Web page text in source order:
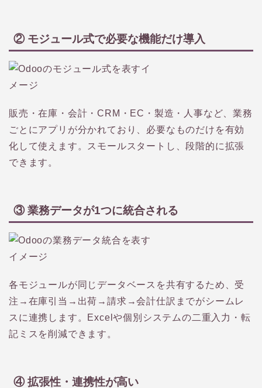
② モジュール式で必要な機能だけ導入
販売・在庫・会計・CRM・EC・製造・人事など、業務
ごとにアプリが分かれており、必要なものだけを有効
化して使えます。スモールスタートし、段階的に拡張
できます。
③ 業務データが1つに統合される
各モジュールが同じデータベースを共有するため、受
注→在庫引当→出荷→請求→会計仕訳までがシームレ
スに連携します。Excelや個別システムの二重入力・転
記ミスを削減できます。
④ 拡張性・連携性が高い